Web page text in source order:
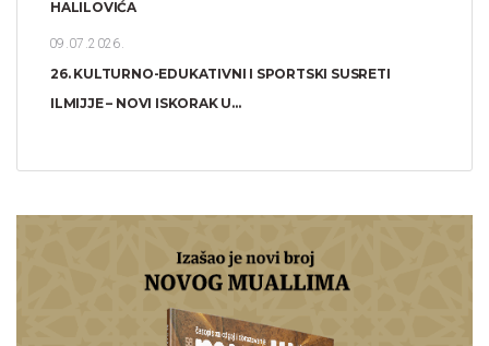
HALILOVIĆA
09.07.2026.
26. KULTURNO-EDUKATIVNI I SPORTSKI SUSRETI
ILMIJJE – NOVI ISKORAK U...